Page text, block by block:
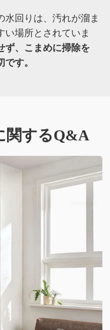
水回りは、汚れが溜ま
い場所とされていま
ず、こまめに掃除を
す。
関するQ&A